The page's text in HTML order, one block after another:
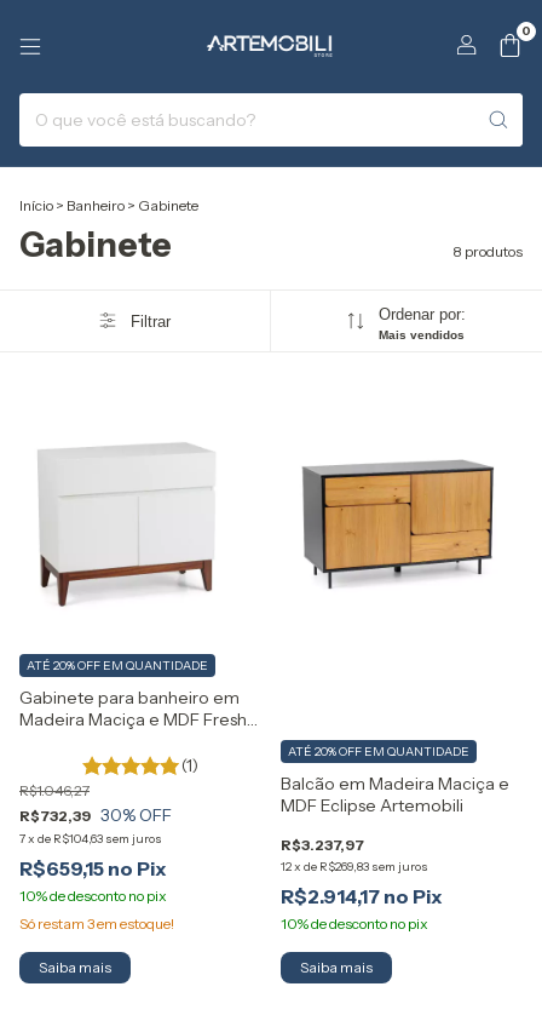
0
Início > Banheiro > Gabinete
Gabinete 8 produtos
Filtrar Ordenar por:
Mais vendidos
Gabinete para banheiro em
Madeira Maciça e MDF Fresh
(1)
R$732,39
R$1.046,27
30% OFF
7x de R$104,63 sem juros
ATÉ 20% OFF EM QUANTIDADE
R$659,15
Só restam 3em estoque!
Saiba mais
Balcão em Madeira Maciça e
MDF Eclipse Artemobili
R$3.237,97
12x de R$269,83 sem juros
ATÉ 20% OFF EM QUANTIDADE
R$2.914,17
Saiba mais